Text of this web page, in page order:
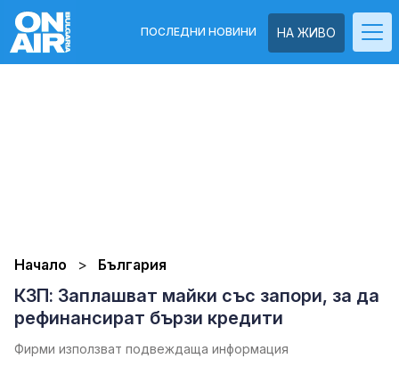
НА ЖИВО
ПОСЛЕДНИ НОВИНИ
Начало България
КЗП: Заплашват майки със запори, за да
рефинансират бързи кредити
Фирми използват подвеждаща информация